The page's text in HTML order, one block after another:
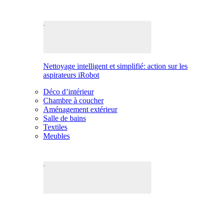
Nettoyage intelligent et simplifié: action sur les
aspirateurs iRobot
Déco d’intérieur
Chambre à coucher
Aménagement extérieur
Salle de bains
Textiles
Meubles